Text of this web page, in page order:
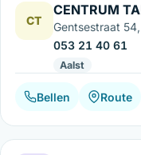
CT
CENTRUM
Gentsestraat
053 21 40 61
Aalst
Bellen Route